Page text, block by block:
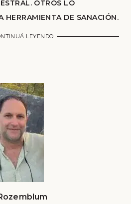
OTROS LO
HERRAMIENTA DE SANACIÓN.
LEYENDO